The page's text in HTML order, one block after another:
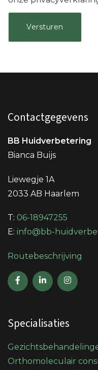
Contactgegevens
BB Huidverbetering
Bianca Buijs
Liewegje 1A
2033 AB Haarlem
T: 06-18947255
E: info@bb-
Routebeschrijving
Specialisaties
Orthomoleculair